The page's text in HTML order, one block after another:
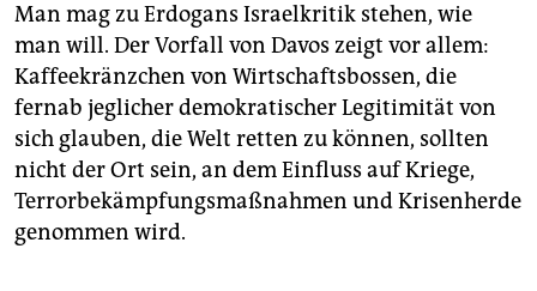
Man mag zu Erdogans Israelkritik stehen, wie
man will. Der Vorfall von Davos zeigt vor allem:
Kaffeekränzchen von Wirtschaftsbossen, die
fernab jeglicher demokratischer Legitimität von
sich glauben, die Welt retten zu können, sollten
nicht der Ort sein, an dem Einfluss auf Kriege,
Terrorbekämpfungsmaßnahmen und Krisenherde
genommen wird.